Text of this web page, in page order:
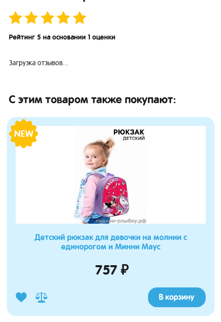
Рейтинг 5 на основании 1 оценки
Загрузка отзывов...
С этим товаром также покупают:
NEW
Детский рюкзак для девочки на молнии с
единорогом и Минни Маус
757 ₽
В корзину